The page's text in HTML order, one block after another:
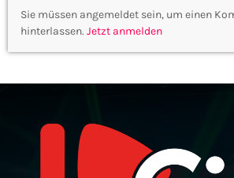
Sie müssen angemeldet sein, um einen
hinterlassen. Jetzt anmelden